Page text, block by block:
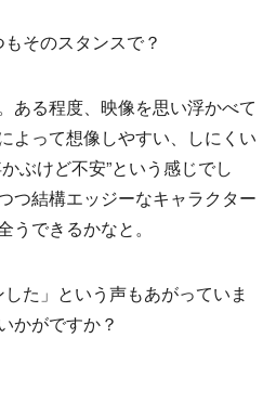
そのスタンスで？
ある程度、映像を思い浮かべて
よって想像しやすい、しにくい
ぶけど不安”という感じでし
つ結構エッジーなキャラクター
うできるかなと。
た」という声もあがっていま
かがですか？